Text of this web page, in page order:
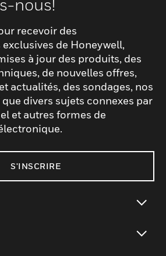
nous!
recevoir des
de Honeywell,
à jour des produits, des
de nouvelles offres,
actualités, des sondages, nos
divers sujets connexes par
et autres formes de
S'INSCRIRE